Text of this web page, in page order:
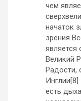
чем
начаток
зрения
Великий
Радости,
есть